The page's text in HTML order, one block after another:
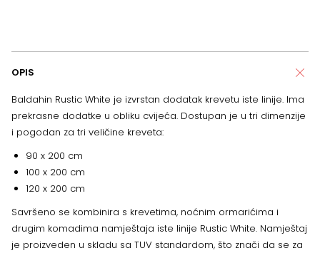
OPIS
Baldahin Rustic White je izvrstan dodatak krevetu iste linije. Ima
prekrasne dodatke u obliku cvijeća. Dostupan je u tri dimenzije
i pogodan za tri veličine kreveta:
90 x 200 cm
100 x 200 cm
120 x 200 cm
Savršeno se kombinira s krevetima, noćnim ormarićima i
drugim komadima namještaja iste linije Rustic White. Namještaj
je proizveden u skladu sa TUV standardom, što znači da se za